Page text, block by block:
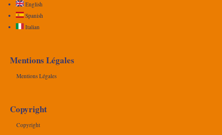
English
Spanish
Italian
Mentions Légales
Mentions Légales
Copyright
Copyright